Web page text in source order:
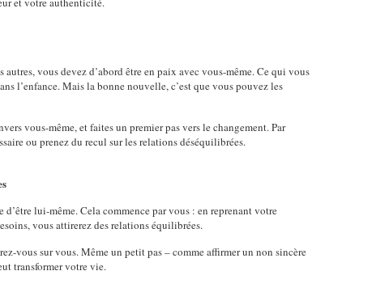
vous devez d’abord être en paix avec vous-même. Ce qui vous
l’enfance. Mais la bonne nouvelle, c’est que vous pouvez les
vous-même, et faites un premier pas vers le changement. Par
ou prenez du recul sur les relations déséquilibrées.
lui-même. Cela commence par vous : en reprenant votre
vous attirerez des relations équilibrées.
vous sur vous. Même un petit pas – comme affirmer un non sincère
transformer votre vie.